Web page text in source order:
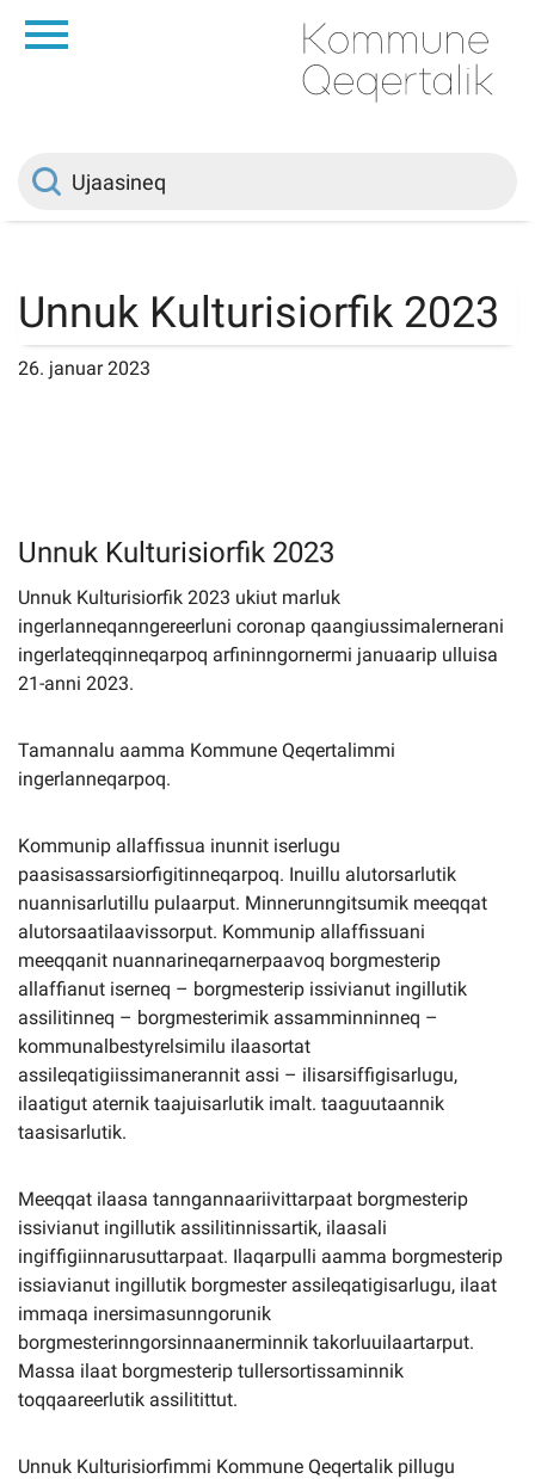
Innuttaasunut
Kommuni pillugu
Imminut kiffartuunneq
Pilersaarutinut isaavik
Piffissamik inniminniineq
Unnuk Kulturisiorfik 2023
26. januar 2023
Unnuk Kulturisiorfik 2023
Unnuk Kulturisiorfik 2023 ukiut marluk
ingerlanneqanngereerluni coronap qaangiussimalernerani
ingerlateqqinneqarpoq arfininngornermi januaarip ulluisa
21-anni 2023.
Tamannalu aamma Kommune Qeqertalimmi
ingerlanneqarpoq.
Kommunip allaffissua inunnit iserlugu
paasisassarsiorfigitinneqarpoq. Inuillu alutorsarlutik
nuannisarlutillu pulaarput. Minnerunngitsumik meeqqat
alutorsaatilaavissorput. Kommunip allaffissuani
meeqqanit nuannarineqarnerpaavoq borgmesterip
allaffianut iserneq – borgmesterip issivianut ingillutik
assilitinneq – borgmesterimik assamminninneq –
kommunalbestyrelsimilu ilaasortat
assileqatigiissimanerannit assi – ilisarsiffigisarlugu,
ilaatigut aternik taajuisarlutik imalt. taaguutaannik
taasisarlutik.
Meeqqat ilaasa tanngannaariivittarpaat borgmesterip
issivianut ingillutik assilitinnissartik, ilaasali
ingiffigiinnarusuttarpaat. Ilaqarpulli aamma borgmesterip
issiavianut ingillutik borgmester assileqatigisarlugu, ilaat
immaqa inersimasunngorunik
borgmesterinngorsinnaanerminnik takorluuilaartarput.
Massa ilaat borgmesterip tullersortissaminnik
toqqaareerlutik assilitittut.
Unnuk Kulturisiorfimmi Kommune Qeqertalik pillugu